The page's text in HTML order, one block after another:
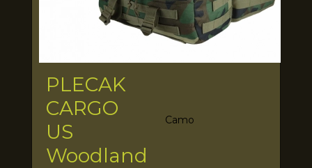
PLECAK
CARGO
US
Woodland
Camo